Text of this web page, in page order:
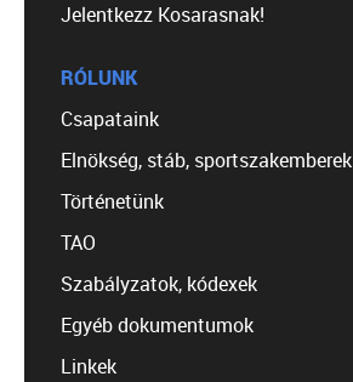
Jelentkezz Kosarasnak!
RÓLUNK
Csapataink
Elnökség, stáb, sportszakemberek
Történetünk
TAO
Szabályzatok, kódexek
Egyéb dokumentumok
Linkek